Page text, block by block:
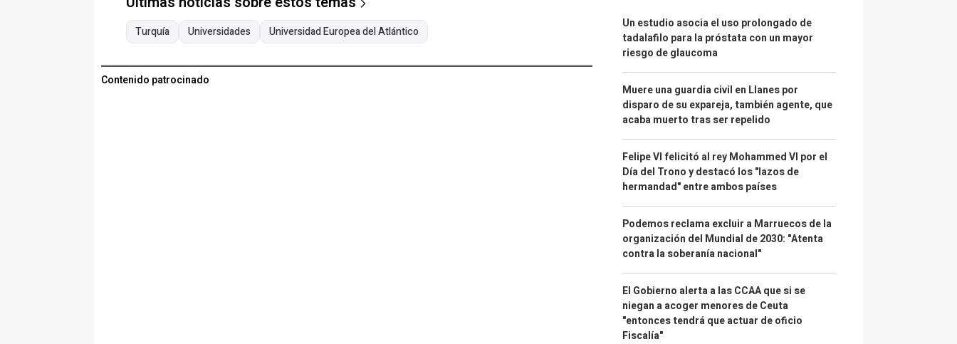
Turquía Universidades Universidad Europea del Atlántico
Contenido patrocinado
Un estudio asocia el uso prolongado de
tadalafilo para la próstata con un mayor
riesgo de glaucoma
Muere una guardia civil en Llanes por
disparo de su expareja, también agente, que
acaba muerto tras ser repelido
Felipe VI felicitó al rey Mohammed VI por el
Día del Trono y destacó los "lazos de
hermandad" entre ambos países
Podemos reclama excluir a Marruecos de la
organización del Mundial de 2030: "Atenta
contra la soberanía nacional"
El Gobierno alerta a las CCAA que si se
niegan a acoger menores de Ceuta
"entonces tendrá que actuar de oficio
Fiscalía"